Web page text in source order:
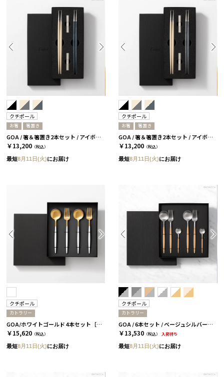
クチポール
お箸 箸置き
GOA / 箸＆箸置き2本セット / アイボリーシルバー＆ブルーシルバー［クチポール］
￥13,200 （税込）
最短8月11日(火)にお届け
クチポール
お箸 箸置き
GOA / 箸＆箸置き2本セット / アイボリーシルバー＆グレーシルバー［クチポール］
￥13,200 （税込）
最短8月11日(火)にお届け
クチポール
カトラリー
GOA/ホワイトゴールド 4本セット［クチポール］
￥15,620 （税込）
最短8月11日(火)にお届け
クチポール
カトラリー
GOA / 6本セット / ベージュシルバー［クチポール］
￥13,530 （税込） 入荷待ち
最短8月11日(火)にお届け